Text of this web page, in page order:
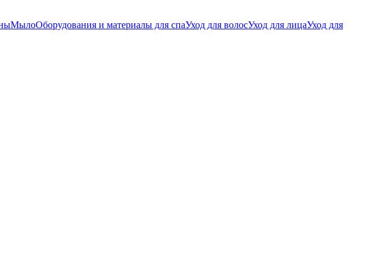
МылоОборудования и материалы для спаУход для волосУход для лицаУход для